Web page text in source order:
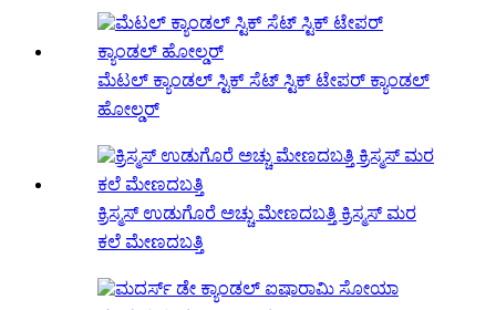
ಮೆಟಲ್ ಕ್ಯಾಂಡಲ್ ಸ್ಟಿಕ್ ಸೆಟ್ ಸ್ಟಿಕ್ ಟೇಪರ್ ಕ್ಯಾಂಡಲ್
ಹೋಲ್ಡರ್
ಕ್ರಿಸ್ಮಸ್ ಉಡುಗೊರೆ ಅಚ್ಚು ಮೇಣದಬತ್ತಿ ಕ್ರಿಸ್ಮಸ್ ಮರ
ಕಲೆ ಮೇಣದಬತ್ತಿ